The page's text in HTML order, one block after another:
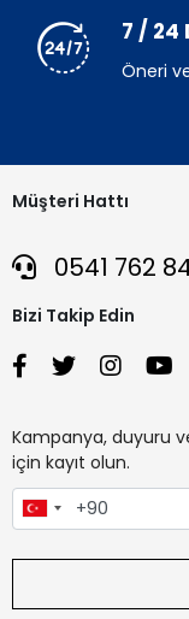
7 / 24
Öneri
Müşteri Hattı
0541 762
Bizi Takip Edin
Kampanya, duyuru
için kayıt olun.